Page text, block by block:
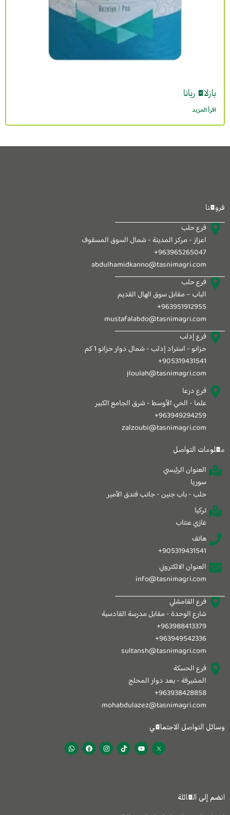
بازلاء ريانا
اقرأ المزيد
فروعنا
فرع حلب
اعزاز - مركز المدينة - شمال السوق المسقوف
963965265047+
abdulhamidkanno@tasnimagri.com
فرع حلب
الباب – مقابل سوق الهال القديم
963951912955+
mustafalabdo@tasnimagri.com
فرع إدلب
حزانو - استراد إدلب - شمال دوار حزانو 1 كم
905319431541+
jloulah@tasnimagri.com
فرع درعا
علما - الحي الأوسط - شرق الجامع الكبير
963949294259+
zalzoubi@tasnimagri.com
معلومات التواصل
العنوان الرئيسي
سوريا
حلب - باب جنين - جانب فندق الأمير
تركيا
غازي عنتاب
هاتف
905319431541+
العنوان الالكتروني
info@tasnimagri.com
فرع القامشلي
شارع الوحدة - مقابل مدرسة القادسية
963988413379+
963949542336+
sultansh@tasnimagri.com
فرع الحسكة
المشيرفة - بعد دوار المحلج
963938428858+
mohabdulazez@tasnimagri.com
وسائل التواصل الاجتماعي
Y
o
u
T
i
k
I
n
s
F
a
c
W
h
a
انضم إلى العائلة